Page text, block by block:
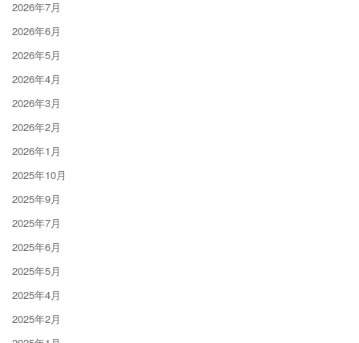
2026年7月
2026年6月
2026年5月
2026年4月
2026年3月
2026年2月
2026年1月
2025年10月
2025年9月
2025年7月
2025年6月
2025年5月
2025年4月
2025年2月